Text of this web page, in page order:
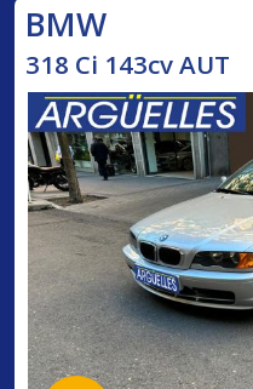
BMW
318 Ci 143cv AUT